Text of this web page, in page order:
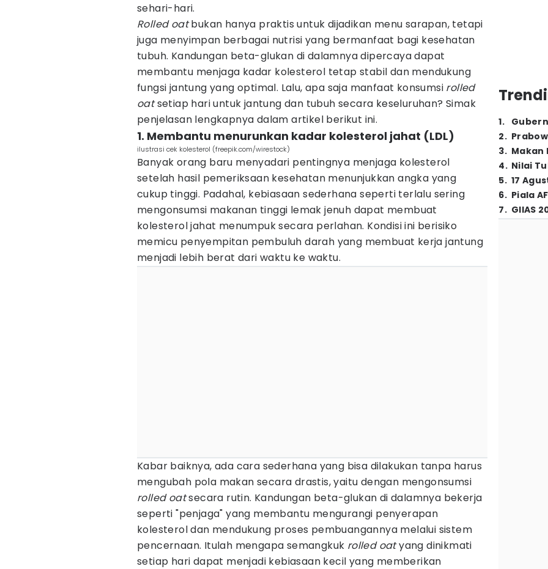
sehari-hari.
Rolled oatbukan hanya praktis untuk dijadikan menu sarapan, tetapi
juga menyimpan berbagai nutrisi yang bermanfaat bagi kesehatan
tubuh. Kandungan beta-glukan di dalamnya dipercaya dapat
membantu menjaga kadar kolesterol tetap stabil dan mendukung
fungsi jantung yang optimal. Lalu, apa saja manfaat konsumsi rolled
oatsetiap hari untuk jantung dan tubuh secara keseluruhan? Simak
penjelasan lengkapnya dalam artikel berikut ini.
1. Membantu menurunkan kadar kolesterol jahat (LDL)
ilustrasi cek kolesterol (freepik.com/wirestock)
Banyak orang baru menyadari pentingnya menjaga kolesterol
setelah hasil pemeriksaan kesehatan menunjukkan angka yang
cukup tinggi. Padahal, kebiasaan sederhana seperti terlalu sering
mengonsumsi makanan tinggi lemak jenuh dapat membuat
kolesterol jahat menumpuk secara perlahan. Kondisi ini berisiko
memicu penyempitan pembuluh darah yang membuat kerja jantung
menjadi lebih berat dari waktu ke waktu.
Kabar baiknya, ada cara sederhana yang bisa dilakukan tanpa harus
mengubah pola makan secara drastis, yaitu dengan mengonsumsi
rolled oatsecara rutin. Kandungan beta-glukan di dalamnya bekerja
seperti "penjaga" yang membantu mengurangi penyerapan
kolesterol dan mendukung proses pembuangannya melalui sistem
pencernaan. Itulah mengapa semangkuk rolled oatyang dinikmati
setiap hari dapat menjadi kebiasaan kecil yang memberikan
1.
2.
3. Makan
4. Nilai
5. 17
6. Piala
7. GIIAS